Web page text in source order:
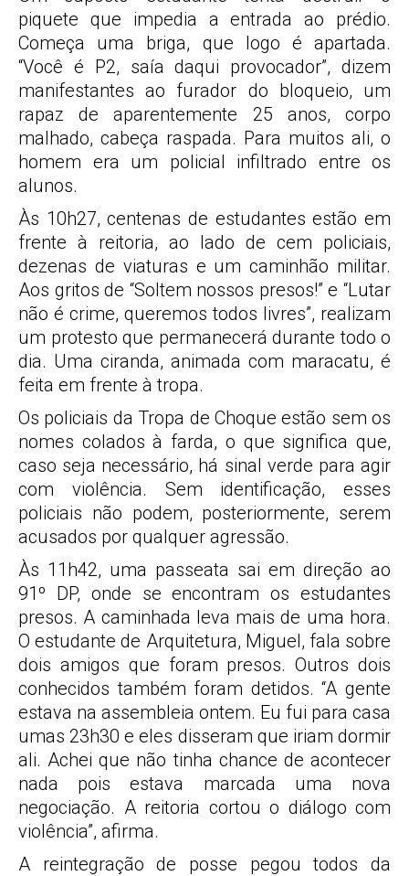
piquete que impedia a entrada ao prédio.
Começa uma briga, que logo é apartada.
“Você é P2, saía daqui provocador”, dizem
manifestantes ao furador do bloqueio, um
rapaz de aparentemente 25 anos, corpo
malhado, cabeça raspada. Para muitos ali, o
homem era um policial infiltrado entre os
alunos.
Às 10h27, centenas de estudantes estão em
frente à reitoria, ao lado de cem policiais,
dezenas de viaturas e um caminhão militar.
Aos gritos de “Soltem nossos presos!” e “Lutar
não é crime, queremos todos livres”, realizam
um protesto que permanecerá durante todo o
dia. Uma ciranda, animada com maracatu, é
feita em frente à tropa.
Os policiais da Tropa de Choque estão sem os
nomes colados à farda, o que significa que,
caso seja necessário, há sinal verde para agir
com violência. Sem identificação, esses
policiais não podem, posteriormente, serem
acusados por qualquer agressão.
Às 11h42, uma passeata sai em direção ao
91º DP, onde se encontram os estudantes
presos. A caminhada leva mais de uma hora.
O estudante de Arquitetura, Miguel, fala sobre
dois amigos que foram presos. Outros dois
conhecidos também foram detidos. “A gente
estava na assembleia ontem. Eu fui para casa
umas 23h30 e eles disseram que iriam dormir
ali. Achei que não tinha chance de acontecer
nada pois estava marcada uma nova
negociação. A reitoria cortou o diálogo com
violência”, afirma.
A reintegração de posse pegou todos da